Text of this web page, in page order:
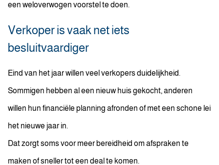
een weloverwogen voorstel te doen.
Verkoper is vaak net iets
besluitvaardiger
Eind van het jaar willen veel verkopers duidelijkheid.
Sommigen hebben al een nieuw huis gekocht, anderen
willen hun financiële planning afronden of met een schone lei
het nieuwe jaar in.
Dat zorgt soms voor meer bereidheid om afspraken te
maken of sneller tot een deal te komen.